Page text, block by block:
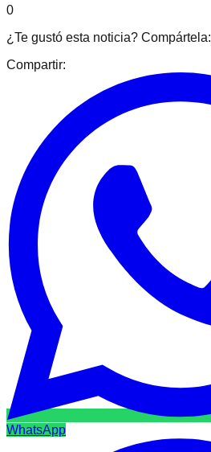
0
¿Te gustó esta noticia? Compártela:
Compartir:
WhatsApp